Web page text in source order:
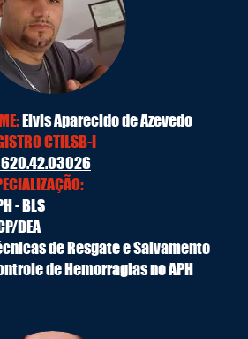
Elvis Aparecido de Azevedo
CTILSB-I
620.42.03026
- BLS
DEA
de Resgate e Salvamento
de Hemorragias no APH